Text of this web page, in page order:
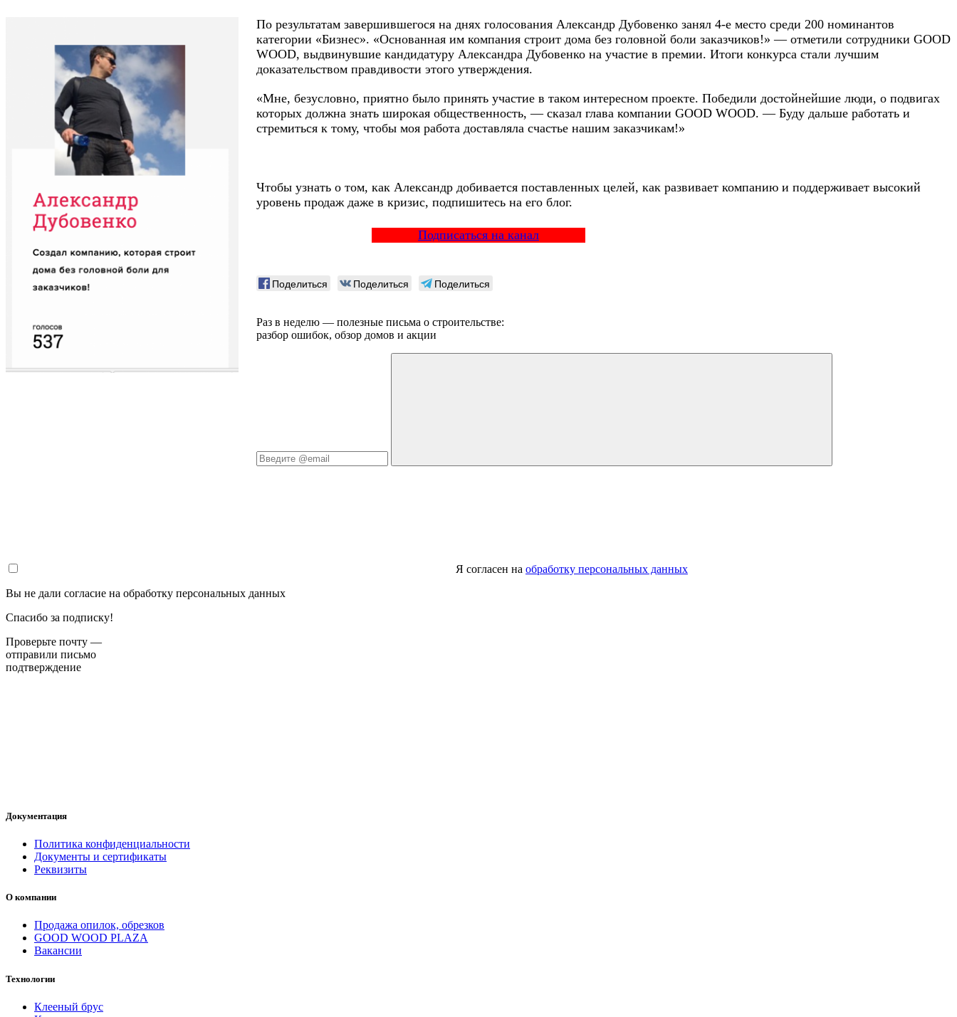
По результатам завершившегося на днях голосования Александр Дубовенко занял 4-е место среди 200 номинантов
категории «Бизнес». «Основанная им компания строит дома без головной боли заказчиков!» — отметили сотрудники GOOD
WOOD, выдвинувшие кандидатуру Александра Дубовенко на участие в премии. Итоги конкурса стали лучшим
доказательством правдивости этого утверждения.
«Мне, безусловно, приятно было принять участие в таком интересном проекте. Победили достойнейшие люди, о подвигах
которых должна знать широкая общественность, — сказал глава компании GOOD WOOD. — Буду дальше работать и
стремиться к тому, чтобы моя работа доставляла счастье нашим заказчикам!»
Чтобы узнать о том, как Александр добивается поставленных целей, как развивает компанию и поддерживает высокий
уровень продаж даже в кризис, подпишитесь на его блог.
Подписаться на канал
Поделиться Поделиться Поделиться
Раз в неделю — полезные письма о строительстве:
разбор ошибок, обзор домов и акции
Я согласен на обработку персональных данных
Вы не дали согласие на обработку персональных данных
Спасибо за подписку!
Проверьте почту —
отправили письмо
подтверждение
Документация
Политика конфиденциальности
Документы и сертификаты
Реквизиты
О компании
Продажа опилок, обрезков
GOOD WOOD PLAZA
Вакансии
Технологии
Клееный брус